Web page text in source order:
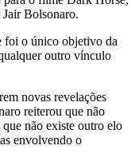
Jair Bolsonaro.
foi o único objetivo da
outro vínculo
novas revelações
reiterou que não
não existe outro elo
envolvendo o